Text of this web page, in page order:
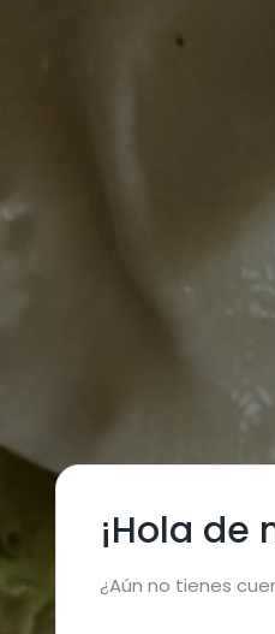
¡Hola de
¿Aún no tienes